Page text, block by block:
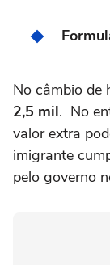
No câmbio de
2,5 mil. No
valor extra
imigrante
pelo governo